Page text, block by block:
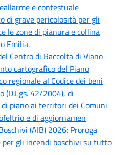
e contestuale
di grave pericolosità per gli
le zone di pianura e collina
Emilia.
Centro di Raccolta di Viano
cartografico del Piano
regionale al Codice dei beni
(D.Lgs. 42/2004), di
piano ai territori dei Comuni
e di aggiornamen
(AIB) 2026: Proroga
gli incendi boschivi su tutto